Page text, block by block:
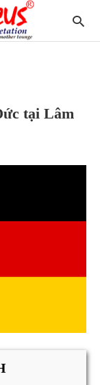
tại Lâm